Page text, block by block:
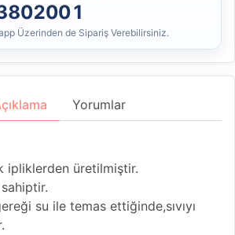
Üzerinden de Sipariş Verebilirsiniz.
Yorumlar
ipliklerden üretilmiştir.
su ile temas ettiğinde,sıvıyı